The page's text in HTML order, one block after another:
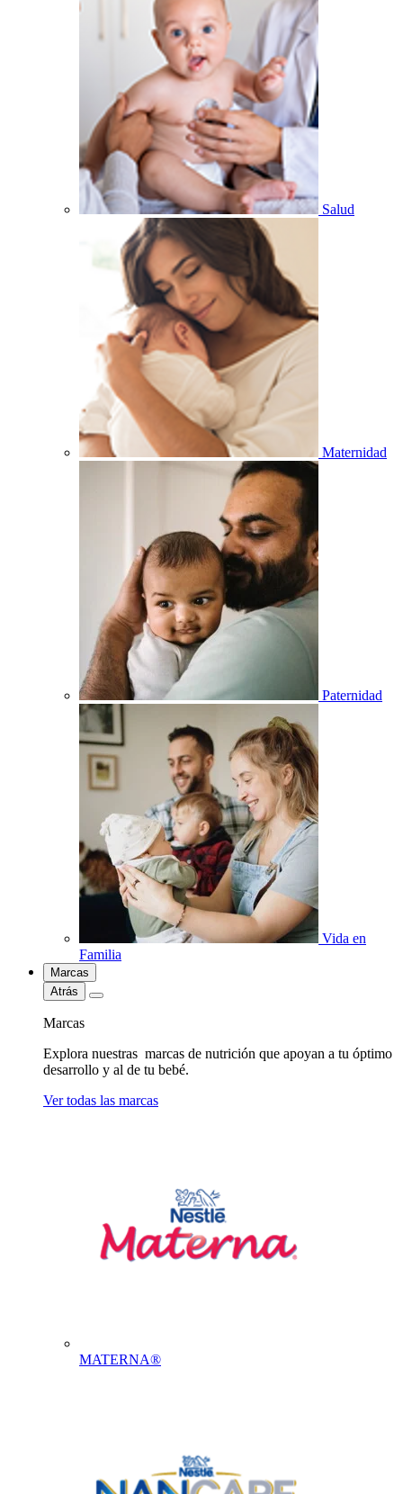
Salud
Maternidad
Paternidad
Vida en
Familia
Marcas
Atrás
Marcas
Explora nuestras marcas de nutrición que apoyan a tu óptimo
desarrollo y al de tu bebé.
Ver todas las marcas
MATERNA®